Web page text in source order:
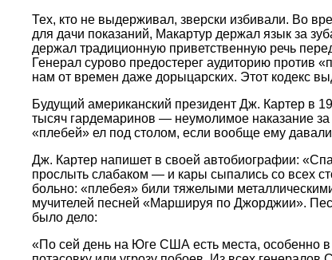
Тех, кто не выдерживал, зверски избивали. Во
для дачи показаний, Макартур держал язык за
держал традиционную приветственную речь
Генерал сурово предостерег аудиторию
нам от времен даже дорыцарских. Этот кодекс
Будущий американский президент Дж. Картер в
тысяч гардемаринов — неумолимое наказание
«плебей» ел под столом, если вообще ему давали
Дж. Картер напишет в своей автобиографии:
прослыть слабаком — и кары сыпались со всех
больно: «плебея» били тяжелыми
мучителей песней «Маршируя по Джорджии».
было дело:
«По сей день на Юге США есть места, особенно